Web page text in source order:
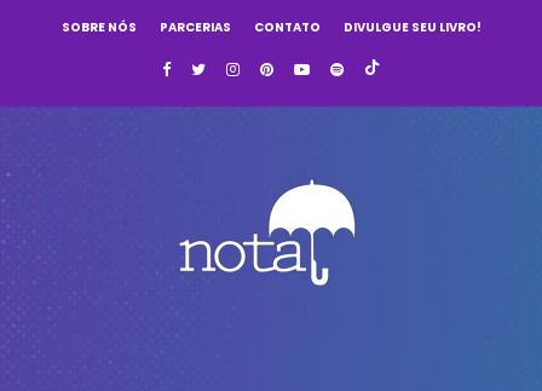
SOBRE NÓS PARCERIAS CONTATO DIVULGUE SEU LIVRO!